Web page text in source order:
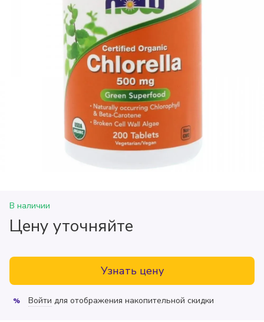
В наличии
Цену уточняйте
Узнать цену
% Войти для отображения накопительной скидки